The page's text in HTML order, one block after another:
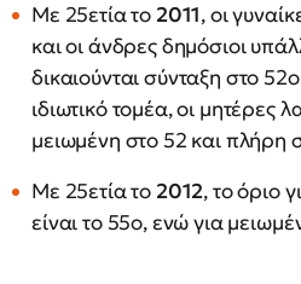
Με 25ετία το 2011, οι
και οι άνδρες δημόσιοι
δικαιούνται σύνταξη στο
ιδιωτικό τομέα, οι μητέρες
μειωμένη στο 52 και πλήρη
Με 25ετία το 2012, το όριο
είναι το 55ο, ενώ για